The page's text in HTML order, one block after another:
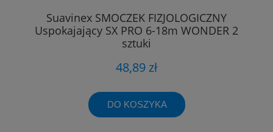
Suavinex SMOCZEK FIZJOLOGICZNY
Uspokajający SX PRO 6-18m WONDER 2
sztuki
48,89 zł
DO KOSZYKA